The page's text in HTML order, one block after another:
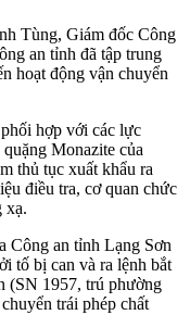
Tùng, Giám đốc Công
an tỉnh đã tập trung
hoạt động vận chuyển
hợp với các lực
Monazite của
thủ tục xuất khẩu ra
điều tra, cơ quan chức
xạ.
Công an tỉnh Lạng Sơn
tố bị can và ra lệnh bắt
(SN 1957, trú phường
trái phép chất